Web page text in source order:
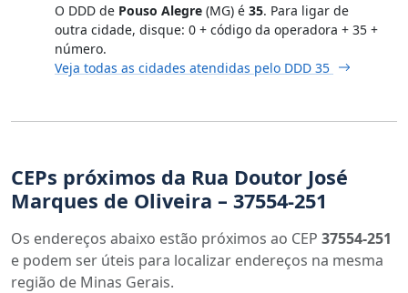
O DDD de Pouso Alegre (MG) é 35. Para ligar de
outra cidade, disque: 0 + código da operadora + 35 +
número.
Veja todas as cidades atendidas pelo DDD 35
CEPs próximos da Rua Doutor José
Marques de Oliveira – 37554-251
Os endereços abaixo estão próximos ao CEP 37554-251
e podem ser úteis para localizar endereços na mesma
região de Minas Gerais.